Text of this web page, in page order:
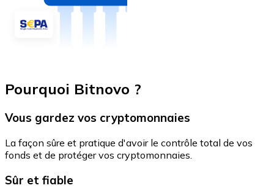
Pourquoi Bitnovo ?
Vous gardez vos cryptomonnaies
La façon sûre et pratique d'avoir le contrôle total de vos
fonds et de protéger vos cryptomonnaies.
Sûr et fiable